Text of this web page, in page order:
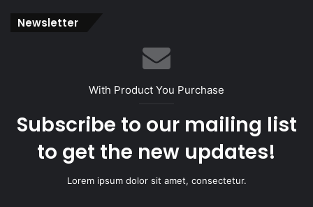
Newsletter
With Product You Purchase
Subscribe to our mailing list
to get the new updates!
Lorem ipsum dolor sit amet, consectetur.